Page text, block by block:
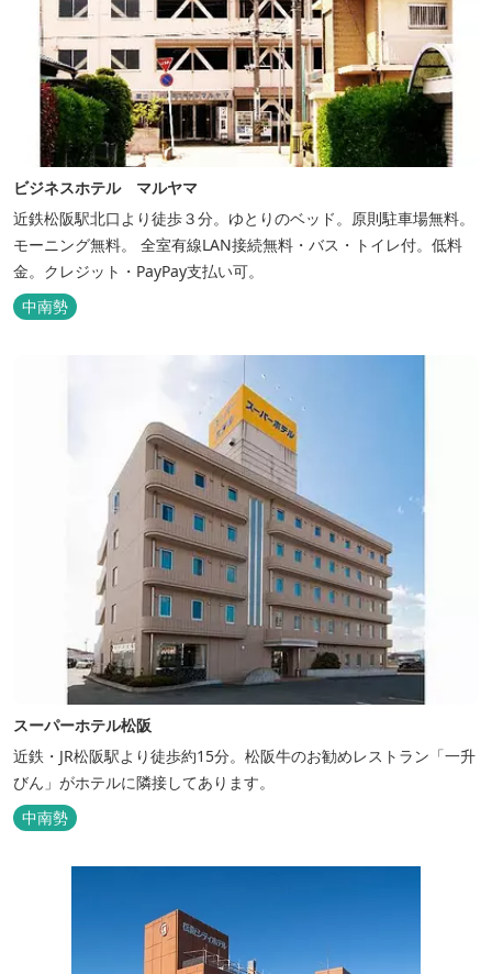
ビジネスホテル マルヤマ
近鉄松阪駅北口より徒歩３分。ゆとりのベッド。原則駐車場無料。
モーニング無料。 全室有線LAN接続無料・バス・トイレ付。低料
金。クレジット・PayPay支払い可。
中南勢
スーパーホテル松阪
近鉄・JR松阪駅より徒歩約15分。松阪牛のお勧めレストラン「一升
びん」がホテルに隣接してあります。
中南勢